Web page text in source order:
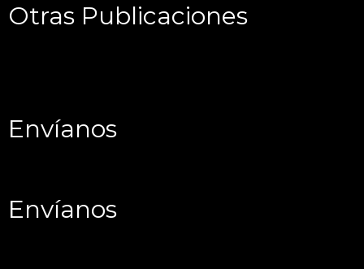
Otras Publicaciones
Envíanos
Envíanos